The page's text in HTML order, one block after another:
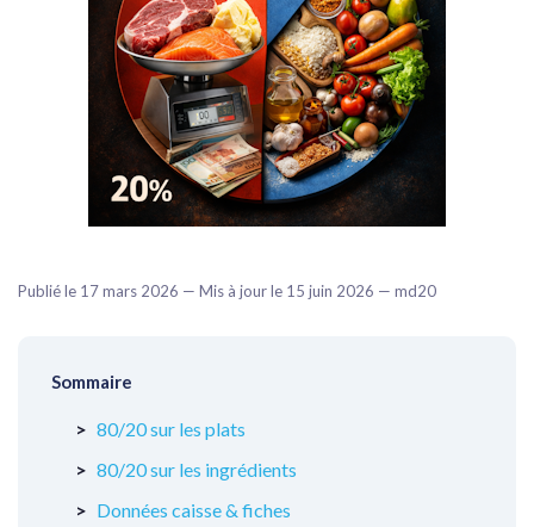
Publié le 17 mars 2026 — Mis à jour le 15 juin 2026 — md20
Sommaire
80/20 sur les plats
80/20 sur les ingrédients
Données caisse & fiches